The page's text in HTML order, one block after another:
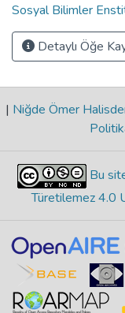
Sosyal Bilimler
Detaylı Öğe
| Niğde Ömer
Bu
Türetilemez 4.0